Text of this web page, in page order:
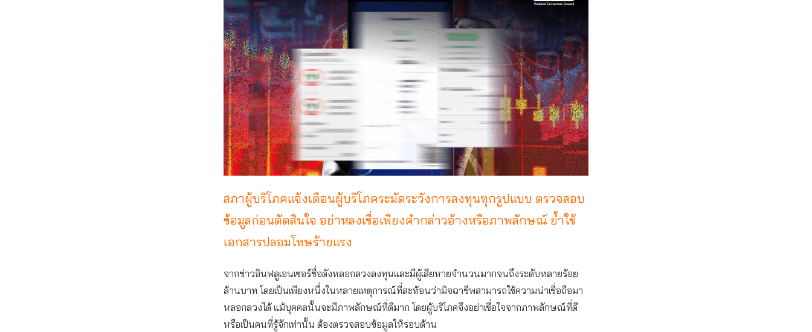
สภาผู้บริโภคแจ้งเตือนผู้บริโภคระมัดระวังการลงทุนทุกรูปแบบ ตรวจสอบ
ข้อมูลก่อนตัดสินใจ อย่าหลงเชื่อเพียงคำกล่าวอ้างหรือภาพลักษณ์ ย้ำใช้
เอกสารปลอมโทษร้ายแรง
จากข่าวอินฟลูเอนเซอร์ชื่อดังหลอกลวงลงทุนและมีผู้เสียหายจำนวนมากจนถึงระดับหลายร้อย
ล้านบาท โดยเป็นเพียงหนึ่งในหลายเหตุการณ์ที่สะท้อนว่ามิจฉาชีพสามารถใช้ความน่าเชื่อถือมา
หลอกลวงได้ แม้บุคคลนั้นจะมีภาพลักษณ์ที่ดีมาก โดยผู้บริโภคจึงอย่าเชื่อใจจากภาพลักษณ์ที่ดี
หรือเป็นคนที่รู้จักเท่านั้น ต้องตรวจสอบข้อมูลให้รอบด้าน